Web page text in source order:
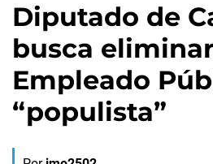
Diputado de
busca
Empleado
“populista”